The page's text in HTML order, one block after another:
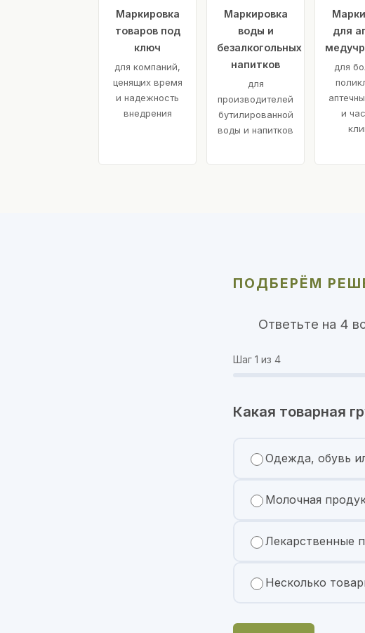
Маркировка
товаров под
ключ
для компаний,
ценящих время
и надежность
внедрения
Маркировка
воды и
безалкогольных
напитков
для
производителей
бутилированной
воды и напитков
для
для
и
ПОДБЕРЁМ
Ответьте на 4
Шаг 1 из 4
Какая товарная
Одежда, обувь
Молочная
Лекарственные
Несколько